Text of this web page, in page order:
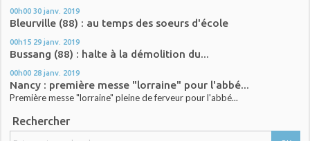
00h00 30 janv. 2019
Bleurville (88) : au temps des soeurs d'école
00h15 29 janv. 2019
Bussang (88) : halte à la démolition du...
00h00 28 janv. 2019
Nancy : première messe "lorraine" pour l'abbé...
Première messe "lorraine" pleine de ferveur pour l'abbé...
Rechercher